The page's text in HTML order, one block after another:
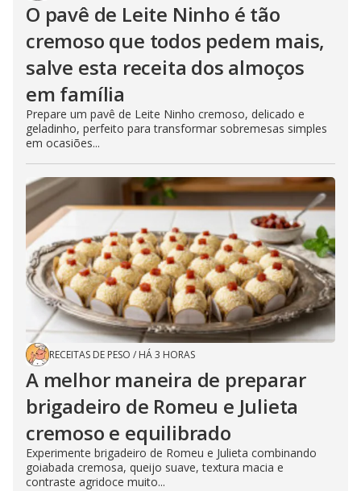
O pavê de Leite Ninho é tão
cremoso que todos pedem mais,
salve esta receita dos almoços
em família
Prepare um pavê de Leite Ninho cremoso, delicado e
geladinho, perfeito para transformar sobremesas simples
em ocasiões...
RECEITAS DE PESO / HÁ 3 HORAS
A melhor maneira de preparar
brigadeiro de Romeu e Julieta
cremoso e equilibrado
Experimente brigadeiro de Romeu e Julieta combinando
goiabada cremosa, queijo suave, textura macia e
contraste agridoce muito...